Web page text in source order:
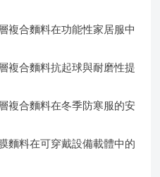
複合麵料在功能性家居服中
複合麵料抗起球與耐磨性提
複合麵料在冬季防寒服的安
麵料在可穿戴設備載體中的